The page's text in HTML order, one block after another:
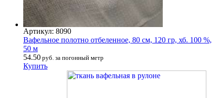
Артикул: 8090
Вафельное полотно отбеленное, 80 см, 120 гр, хб. 100 %,
50 м
54.50 руб. за погонный метр
Купить